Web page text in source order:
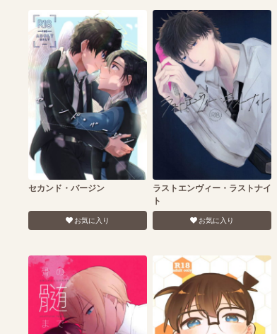
セカンド・バージン
お気に入り
ラストエンヴィー・ラストナイ
ト
お気に入り